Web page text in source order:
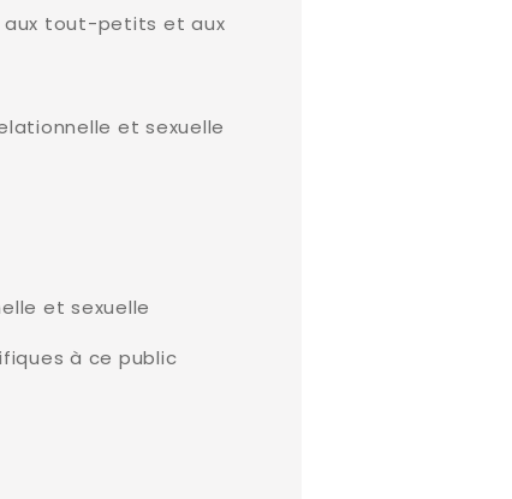
aux tout-petits et aux
et sexuelle
et sexuelle
à ce public